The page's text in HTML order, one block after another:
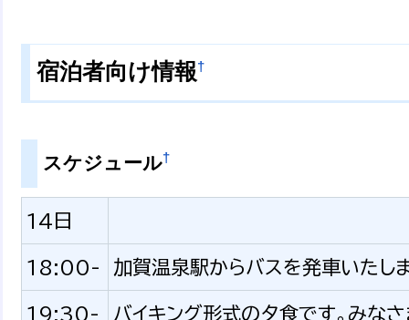
宿泊者向け情報†
スケジュール†
14日
18:00- 加賀温泉駅からバスを発車いたし
19:30- バイキング形式の夕食です。みな